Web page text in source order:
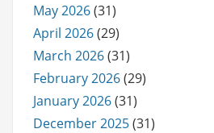
May 2026(31)
April 2026(29)
March 2026(31)
February 2026(29)
January 2026(31)
December 2025(31)